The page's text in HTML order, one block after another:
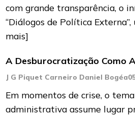
com grande transparência, o
“Diálogos de Política
mais]
A Desburocratização Como
J G Piquet Carneiro Daniel Bogéa
Em momentos de crise, o
administrativa assume lugar